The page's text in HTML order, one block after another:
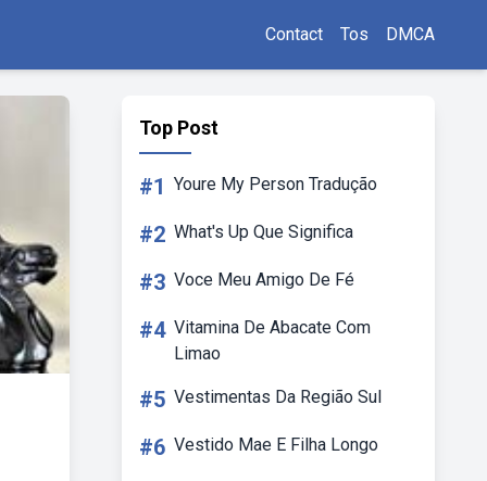
Contact Tos DMCA
Top Post
#1 Youre My Person Tradução
#2 What's Up Que Significa
#3 Voce Meu Amigo De Fé
#4 Vitamina De Abacate Com
Limao
#5 Vestimentas Da Região Sul
#6 Vestido Mae E Filha Longo